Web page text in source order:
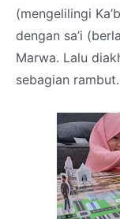
(mengelilingi
dengan sa’i
Marwa. Lalu
sebagian rambut.